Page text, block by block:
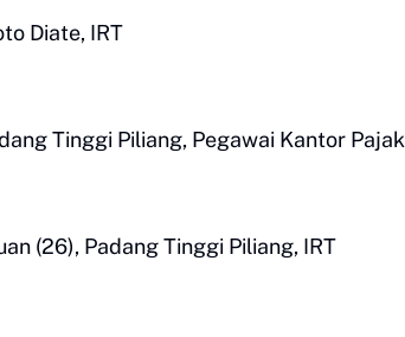
Diate, IRT
Tinggi Piliang, Pegawai Kantor Pajak
(26), Padang Tinggi Piliang, IRT